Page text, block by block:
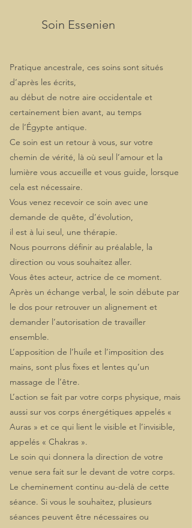
Soin Essenien
Pratique ancestrale, ces soins sont situés
d’après les écrits,
au début de notre aire occidentale et
certainement bien avant, au temps
de l’Égypte antique.
Ce soin est un retour à vous, sur votre
chemin de vérité, là où seul l’amour et la
lumière vous accueille et vous guide, lorsque
cela est nécessaire.
Vous venez recevoir ce soin avec une
demande de quête, d’évolution,
il est à lui seul, une thérapie.
Nous pourrons définir au préalable, la
direction ou vous souhaitez aller.
Vous êtes acteur, actrice de ce moment.
Après un échange verbal, le soin débute par
le dos pour retrouver un alignement et
demander l’autorisation de travailler
ensemble.
L’apposition de l’huile et l’imposition des
mains, sont plus fixes et lentes qu’un
massage de l’être.
L’action se fait par votre corps physique, mais
aussi sur vos corps énergétiques appelés «
Auras » et ce qui lient le visible et l’invisible,
appelés « Chakras ».
Le soin qui donnera la direction de votre
venue sera fait sur le devant de votre corps.
Le cheminement continu au-delà de cette
séance. Si vous le souhaitez, plusieurs
séances peuvent être nécessaires ou